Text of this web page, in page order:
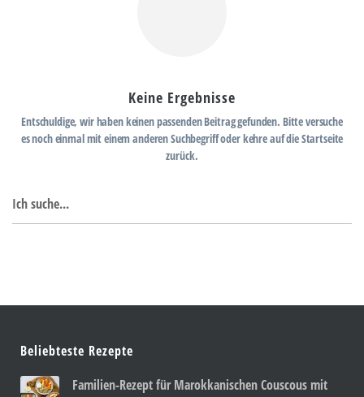
Keine Ergebnisse
Entschuldige, wir haben keinen passenden Beitrag gefunden. Bitte versuche
es noch einmal mit einem anderen Suchbegriff oder kehre auf die Startseite
zurück.
nach:
Beliebteste Rezepte
Familien-Rezept für Marokkanischen Couscous mit